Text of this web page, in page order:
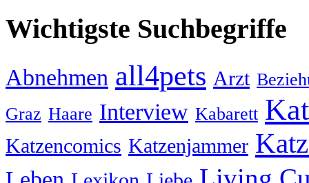
Wichtigste Suchbegriffe
Abnehmen all4pets Arzt
Graz Haare Interview Kabarett
Katzencomics Katzenjammer